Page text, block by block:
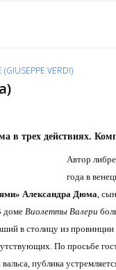
VERDI)
в трех действиях.
Автор
года в
Александра Дюма,
доме Виолетты Валери
в столицу из
По просьбе
публика